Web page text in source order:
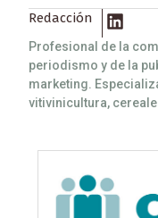
Redacción
Profesional de la
periodismo y de la
marketing.
vitivinicultura,